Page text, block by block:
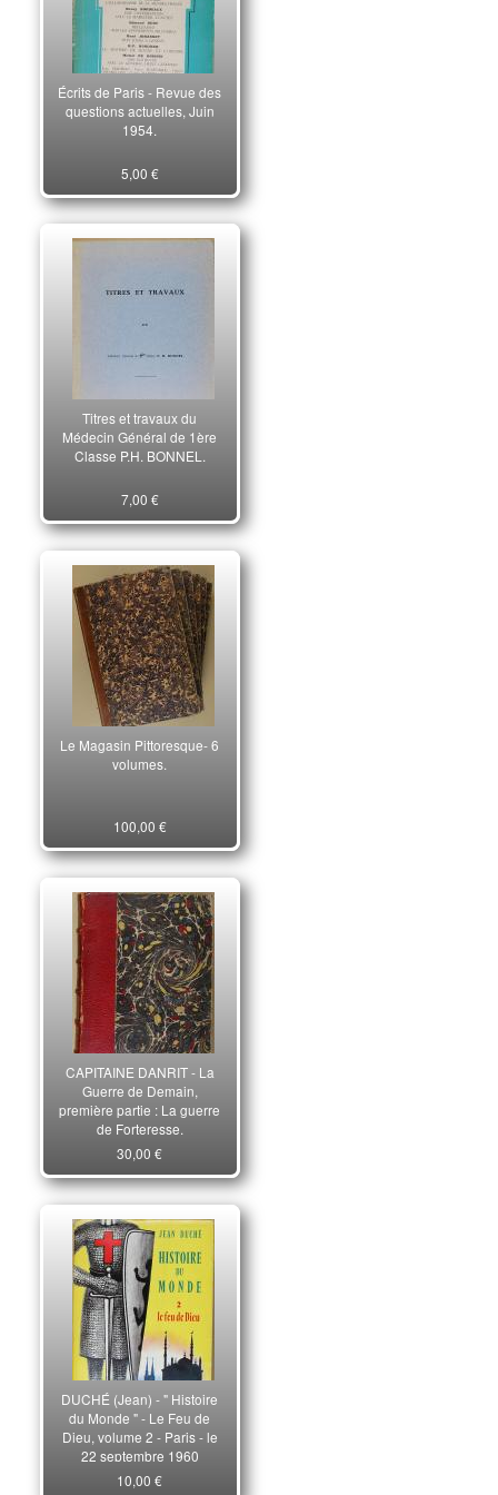
Écrits de Paris - Revue des
questions actuelles, Juin
1954.
5,00 €
Titres et travaux du
Médecin Général de 1ère
Classe P.H. BONNEL.
7,00 €
Le Magasin Pittoresque- 6
volumes.
100,00 €
CAPITAINE DANRIT - La
Guerre de Demain,
première partie : La guerre
de Forteresse.
30,00 €
DUCHÉ (Jean) - " Histoire
du Monde " - Le Feu de
Dieu, volume 2 - Paris - le
22 septembre 1960
10,00 €